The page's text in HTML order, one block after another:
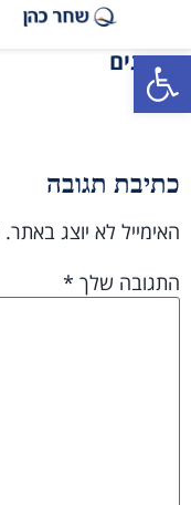
פתח סרגל נגישות
תיוגים
כתיבת תגובה
האימייל לא יוצג באתר.
התגובה שלך *